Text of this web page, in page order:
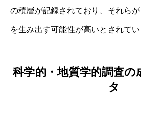
の積層が記録されており、それら
を生み出す可能性が高いとされてい
科学的・地質学的調査の
タ